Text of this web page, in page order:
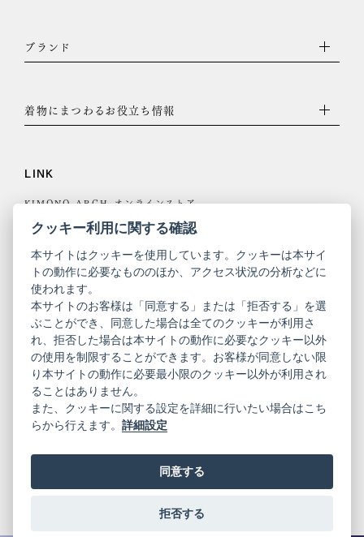
ブランド
着物にまつわるお役立ち情報
LINK
KIMONO ARCH オンラインストア
Y. & SONS オンラインストア
コーポレート
サイト
きものやまと
振袖
サイト
ニュースレター
ご利用案内
お問い合わせ
プライバシーポリシー
特定商取引法に基づく表記
ご利用規約
© 2019 YAMATO CO, LTD.
クッキー利用に関する確認
本サイトはクッキーを使用しています。クッキーは本サイ
トの動作に必要なもののほか、アクセス状況の分析などに
使われます。
本サイトのお客様は「同意する」または「拒否する」を選
ぶことができ、同意した場合は全てのクッキーが利用さ
れ、拒否した場合は本サイトの動作に必要なクッキー以外
の使用を制限することができます。お客様が同意しない限
り本サイトの動作に必要最小限のクッキー以外が利用され
ることはありません。
また、クッキーに関する設定を詳細に行いたい場合はこち
らから行えます。詳細設定
同意する
拒否する